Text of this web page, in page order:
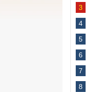
3
4
5
6
7
8